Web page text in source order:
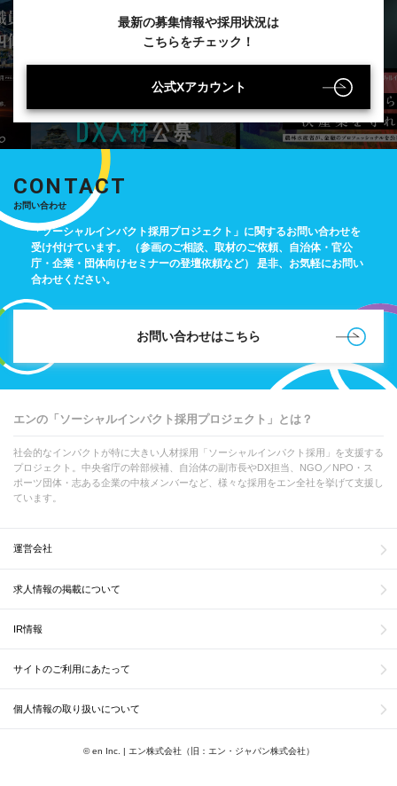
最新の募集情報や採用状況は
こちらをチェック！
公式Xアカウント
CONTACT
お問い合わせ
「ソーシャルインパクト採用プロジェクト」に関するお問い合わせを
受け付けています。
（参画のご相談、取材のご依頼、自治体・官公
庁・企業・団体向けセミナーの登壇依頼など）
是非、お気軽にお問い
合わせください。
お問い合わせはこちら
エンの「ソーシャルインパクト採用プロジェクト」とは？
社会的なインパクトが特に大きい人材採用「ソーシャルインパクト採用」を支援する
プロジェクト。中央省庁の幹部候補、自治体の副市長やDX担当、NGO／NPO・ス
ポーツ団体・志ある企業の中核メンバーなど、様々な採用をエン全社を挙げて支援し
ています。
運営会社
求人情報の掲載について
IR情報
サイトのご利用にあたって
個人情報の取り扱いについて
© en Inc. | エン株式会社（旧：エン・ジャパン株式会社）